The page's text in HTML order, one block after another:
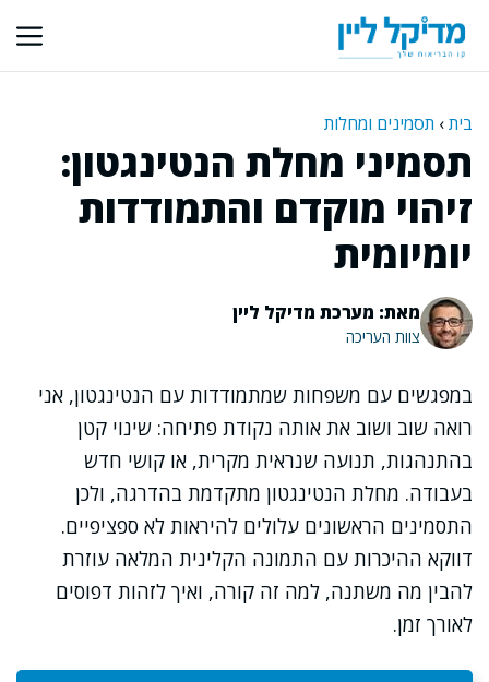
לתוכן
בית› תסמינים ומחלות
תסמיני מחלת הנטינגטון:
זיהוי מוקדם והתמודדות
יומיומית
מאת: מערכת מדיקל ליין
צוות העריכה
במפגשים עם משפחות שמתמודדות עם הנטינגטון, אני
רואה שוב ושוב את אותה נקודת פתיחה: שינוי קטן
בהתנהגות, תנועה שנראית מקרית, או קושי חדש
בעבודה. מחלת הנטינגטון מתקדמת בהדרגה, ולכן
התסמינים הראשונים עלולים להיראות לא ספציפיים.
דווקא ההיכרות עם התמונה הקלינית המלאה עוזרת
להבין מה משתנה, למה זה קורה, ואיך לזהות דפוסים
לאורך זמן.